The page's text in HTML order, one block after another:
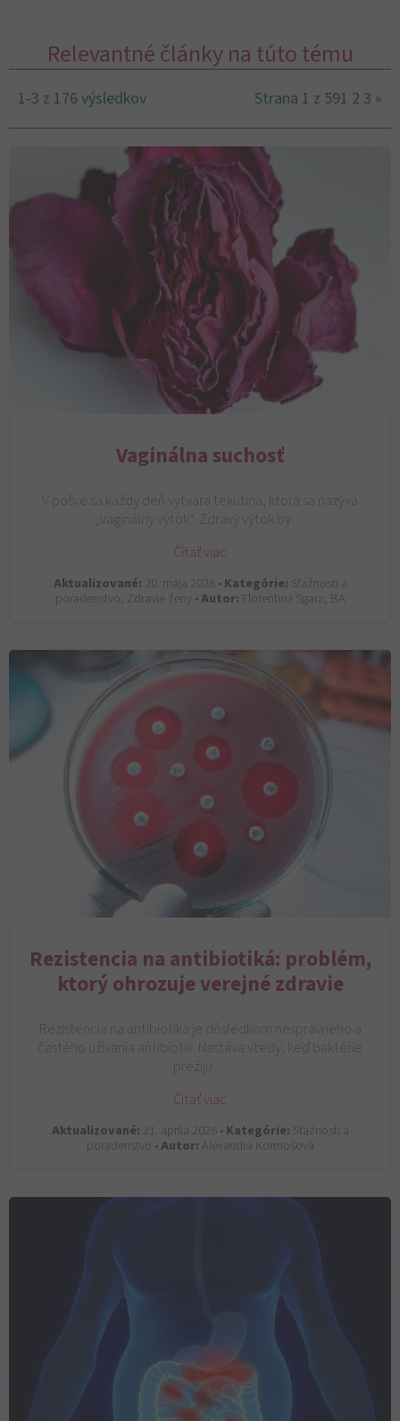
Relevantné články na túto tému
1-3 z 176 výsledkov Strana 1 z 591 2 3 »
Vaginálna suchosť
V pošve sa každý deň vytvára tekutina, ktorá sa nazýva
„vaginálny výtok“. Zdravý výtok by…
Čítať viac
Aktualizované: 20. mája 2026 •Kategórie: Sťažnosti a
poradenstvo, Zdravie ženy •Autor: Florentina Sgarz, BA
Rezistencia na antibiotiká: problém,
ktorý ohrozuje verejné zdravie
Rezistencia na antibiotiká je dôsledkom nesprávneho a
častého užívania antibiotík. Nastáva vtedy, keď baktérie
prežijú…
Čítať viac
Aktualizované: 21. apríla 2026 •Kategórie: Sťažnosti a
poradenstvo •Autor: Alexandra Kormošová